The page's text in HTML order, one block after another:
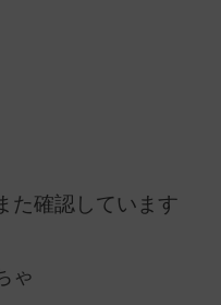
た確認しています
ゃ